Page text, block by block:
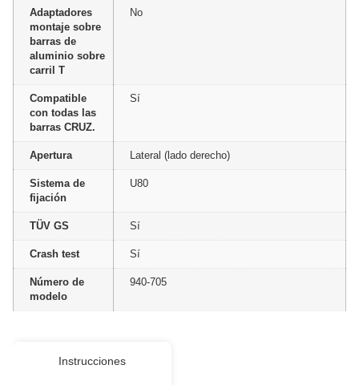
Adaptadores
montaje sobre
barras de
aluminio sobre
carril T
No
Compatible
con todas las
barras CRUZ.
Sí
Apertura Lateral (lado derecho)
Sistema de
fijación
U80
TÜV GS Sí
Crash test Sí
Número de
modelo
940-705
Instrucciones